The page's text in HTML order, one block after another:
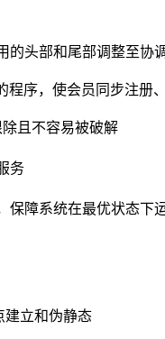
的头部和尾部调整至协调
程序，使会员同步注册
且不容易被破解
务
保障系统在最优状态下
建立和伪静态